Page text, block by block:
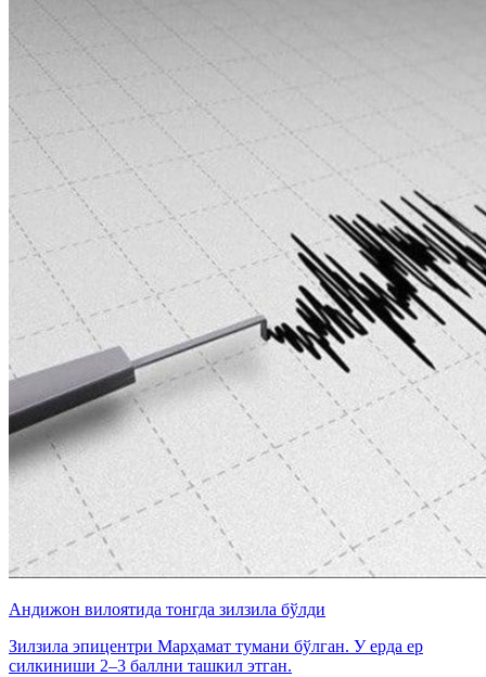
Андижон вилоятида тонгда зилзила бўлди
Зилзила эпицентри Марҳамат тумани бўлган. У ерда ер
силкиниши 2–3 баллни ташкил этган.